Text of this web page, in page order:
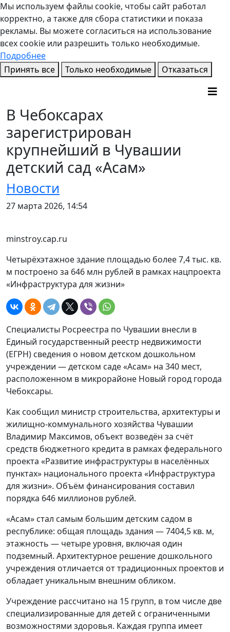
Мы используем файлы cookie, чтобы сайт работал
корректно, а также для сбора статистики и показа
рекламы. Вы можете согласиться на использование
всех cookie или разрешить только необходимые.
Подробнее
Принять все
Только необходимые Отказаться
В Чебоксарах
зарегистрирован
крупнейший в Чувашии
детский сад «Асам»
Новости
27 марта 2026, 14:54
minstroy.cap.ru
Четырёхэтажное здание площадью более 7,4 тыс. кв.
м построено за 646 млн рублей в рамках нацпроекта
«Инфраструктура для жизни»
Специалисты Росреестра по Чувашии внесли в
Единый государственный реестр недвижимости
(ЕГРН) сведения о новом детском дошкольном
учреждении — детском саде «Асам» на 340 мест,
расположенном в микрорайоне Новый город города
Чебоксары.
Как сообщил министр строительства, архитектуры и
жилищно-коммунального хозяйства Чувашии
Владимир Максимов, объект возведён за счёт
средств бюджетного кредита в рамках федерального
проекта «Развитие инфраструктуры в населённых
пунктах» национального проекта «Инфраструктура
для жизни». Объём финансирования составил
порядка 646 миллионов рублей.
«Асам» стал самым большим детским садом в
республике: общая площадь здания — 7404,5 кв. м,
этажность — четыре уровня, включая один
подземный. Архитектурное решение дошкольного
учреждения отличается от традиционных проектов и
обладает уникальным внешним обликом.
Учреждение рассчитано на 15 групп, в том числе две
специализированные для детей с ограниченными
возможностями здоровья. Каждая группа имеет